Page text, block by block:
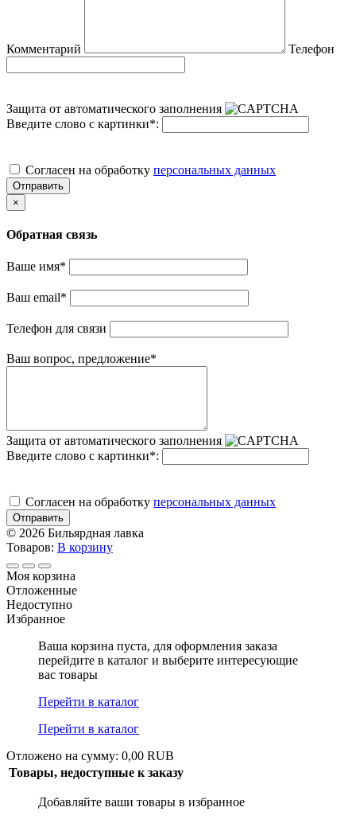
Комментарий Телефон
Защита от автоматического заполнения
Введите слово с картинки*:
Cогласен на обработку персональных данных
Отправить
×
Обратная связь
Ваше имя*
Ваш email*
Телефон для связи
Ваш вопрос, предложение*
Защита от автоматического заполнения
Введите слово с картинки*:
Cогласен на обработку персональных данных
Отправить
© 2026 Бильярдная лавка
Товаров: В корзину
Моя корзина
Отложенные
Недоступно
Избранное
Ваша корзина пуста, для оформления заказа
перейдите в каталог и выберите интересующие
вас товары
Перейти в каталог
Перейти в каталог
Отложено на сумму: 0,00 RUB
Товары, недоступные к заказу
Добавляйте ваши товары в избранное